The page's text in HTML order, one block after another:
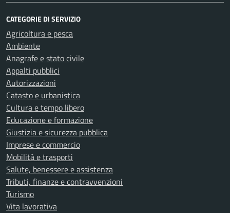
CATEGORIE DI SERVIZIO
Agricoltura e pesca
Ambiente
Anagrafe e stato civile
Appalti pubblici
Autorizzazioni
Catasto e urbanistica
Cultura e tempo libero
Educazione e formazione
Giustizia e sicurezza pubblica
Imprese e commercio
Mobilità e trasporti
Salute, benessere e assistenza
Tributi, finanze e contravvenzioni
Turismo
Vita lavorativa